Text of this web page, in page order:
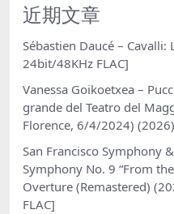
近期文章
Sébastien Daucé – Cavalli:
24bit/48KHz FLAC]
Vanessa Goikoetxea –
grande del Teatro del
Florence, 6/4/2024)
San Francisco Symphony
Symphony No. 9 “From
Overture (Remastered)
FLAC]